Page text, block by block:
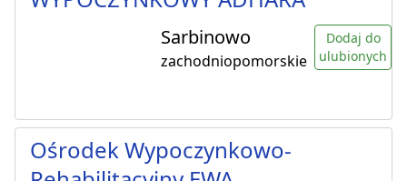
Sarbinowo
zachodniopomorskie
Dodaj do
ulubionych
Ośrodek Wypoczynkowo-